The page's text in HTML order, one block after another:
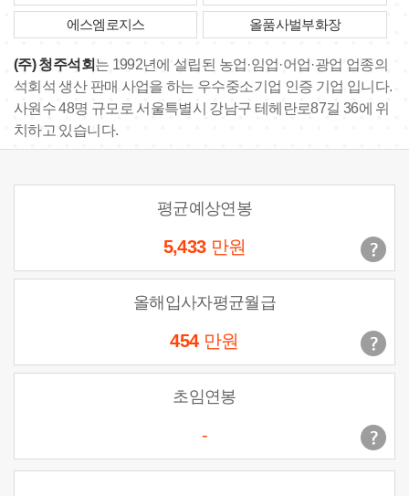
에스엠로지스 올품사벌부화장
(주) 청주석회 는 1992년에 설립된 농업·임업·어업·광업 업종의
석회석 생산 판매 사업을 하는 우수중소기업 인증 기업 입니다.
사원수 48명 규모로 서울특별시 강남구 테헤란로87길 36에 위
치하고 있습니다.
평균예상연봉
5,433 만원
올해입사자평균월급
454 만원
초임연봉
-